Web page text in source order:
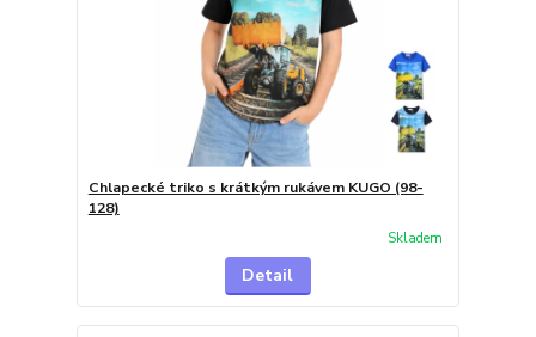
Chlapecké triko s krátkým rukávem KUGO (98-
128)
Skladem
Detail